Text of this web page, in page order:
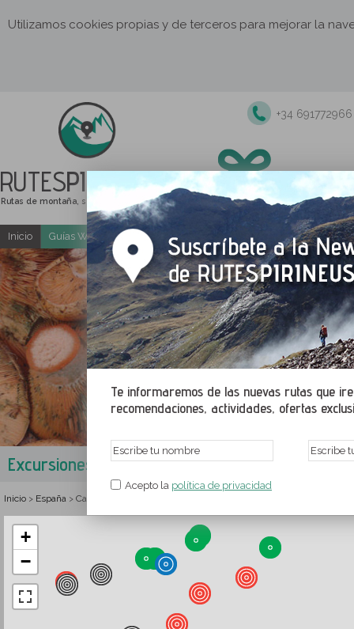
Utilizamos cookies propias y de terceros para mejorar la
RUTESPIRINEUS
Rutas de montaña, senderismo y excursiones
+34 691772966
Te informaremos de las nuevas rutas que
recomendaciones, actividades, ofertas
Acepto la política de privacidad
Inicio Guías Web y PDF gratuitas Excursiones y actividades
Excursiones en el Berguedá
Inicio > España > Cataluña
+
−